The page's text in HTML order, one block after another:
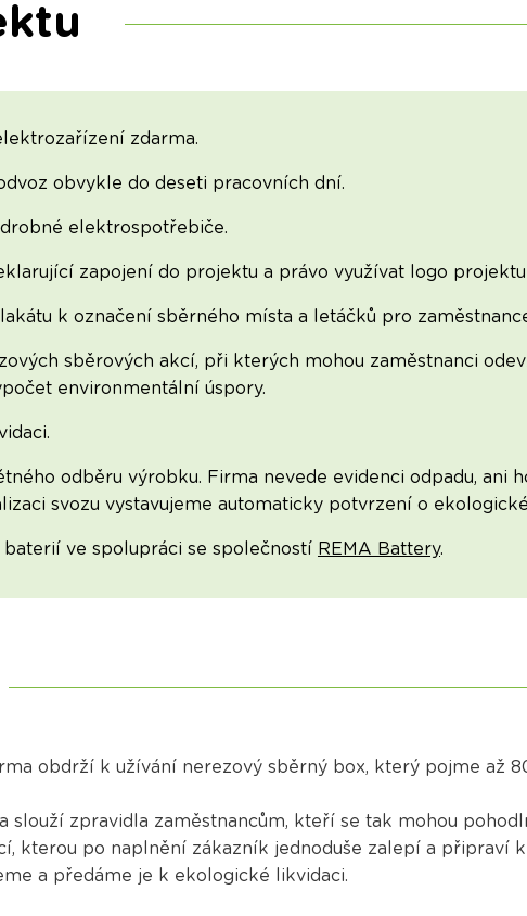
zdarma.
obvykle do deseti pracovních dní.
elektrospotřebiče.
zapojení do projektu a právo využívat logo
k označení sběrného místa a letáčků pro
sběrových akcí, při kterých mohou zaměstnanci
environmentální úspory.
odběru výrobku. Firma nevede evidenci odpadu, ani
svozu vystavujeme automaticky potvrzení o
ve spolupráci se společností REMA Battery.
obdrží k užívání nerezový sběrný box, který pojme až
slouží zpravidla zaměstnancům, kteří se tak mohou
kterou po naplnění zákazník jednoduše zalepí a připraví
a předáme je k ekologické likvidaci.